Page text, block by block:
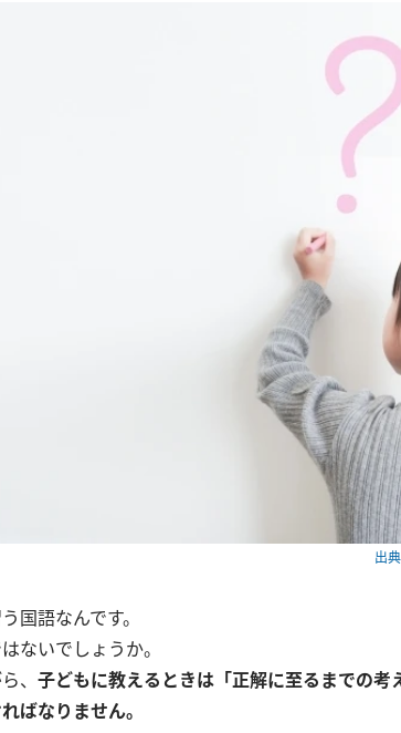
出
国語なんです。
ないでしょうか。
、 子どもに教えるときは「正解に至るまでの考
ばなりません。